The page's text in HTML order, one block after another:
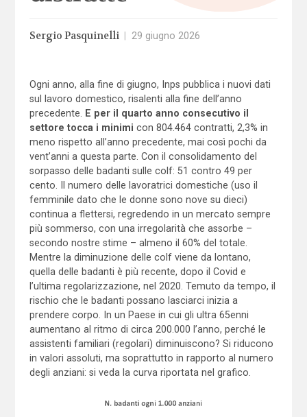
Sergio Pasquinelli 29 giugno 2026
Ogni anno, alla fine di giugno, Inps pubblica i nuovi dati
sul lavoro domestico, risalenti alla fine dell’anno
precedente.
E per il quarto anno consecutivo il
settore tocca i minimi con 804.464 contratti, 2,3% in
meno rispetto all’anno precedente, mai così pochi da
vent’anni a questa parte. Con il consolidamento del
sorpasso delle badanti sulle colf: 51 contro 49 per
cento. Il numero delle lavoratrici domestiche (uso il
femminile dato che le donne sono nove su dieci)
continua a flettersi, regredendo in un mercato sempre
più sommerso, con una irregolarità che assorbe –
secondo nostre stime – almeno il 60% del totale.
Mentre la diminuzione delle colf viene da lontano,
quella delle badanti è più recente, dopo il Covid e
l’ultima regolarizzazione, nel 2020. Temuto da tempo, il
rischio che le badanti possano lasciarci inizia a
prendere corpo. In un Paese in cui gli ultra 65enni
aumentano al ritmo di circa 200.000 l’anno, perché le
assistenti familiari (regolari) diminuiscono? Si riducono
in valori assoluti, ma soprattutto in rapporto al numero
degli anziani: si veda la curva riportata nel grafico.